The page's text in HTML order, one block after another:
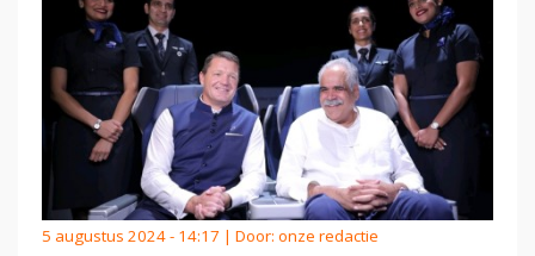
5 augustus 2024 - 14:17 | Door: onze redactie